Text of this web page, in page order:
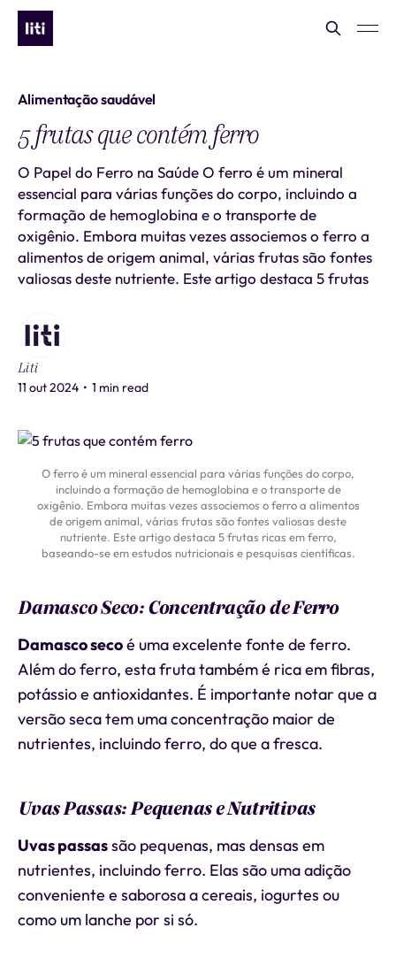
Alimentação saudável
5 frutas que contém ferro
O Papel do Ferro na Saúde O ferro é um mineral
essencial para várias funções do corpo, incluindo a
formação de hemoglobina e o transporte de
oxigênio. Embora muitas vezes associemos o ferro a
alimentos de origem animal, várias frutas são fontes
valiosas deste nutriente. Este artigo destaca 5 frutas
Liti
11 out 2024 • 1 min read
O ferro é um mineral essencial para várias funções do corpo,
incluindo a formação de hemoglobina e o transporte de
oxigênio. Embora muitas vezes associemos o ferro a alimentos
de origem animal, várias frutas são fontes valiosas deste
nutriente. Este artigo destaca 5 frutas ricas em ferro,
baseando-se em estudos nutricionais e pesquisas científicas.
Damasco Seco: Concentração de Ferro
Damasco secoé uma excelente fonte de ferro.
Além do ferro, esta fruta também é rica em fibras,
potássio e antioxidantes. É importante notar que a
versão seca tem uma concentração maior de
nutrientes, incluindo ferro, do que a fresca.
Uvas Passas: Pequenas e Nutritivas
Uvas passassão pequenas, mas densas em
nutrientes, incluindo ferro. Elas são uma adição
conveniente e saborosa a cereais, iogurtes ou
como um lanche por si só.